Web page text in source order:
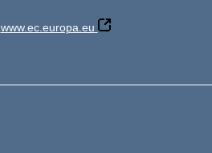
www.ec.europa.eu